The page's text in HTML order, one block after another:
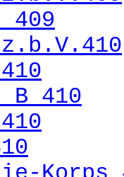
409
B 410